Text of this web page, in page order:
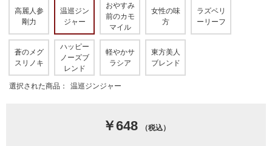
高麗人参
剛力
温巡ジン
ジャー
おやすみ
前のカモ
マイル
女性の味
方
ラズベリ
ーリーフ
蒼のメグ
スリノキ
ハッピー
ノーズブ
レンド
軽やかサ
ラシア
東方美人
ブレンド
選択された商品： 温巡ジンジャー
￥648 （税込）